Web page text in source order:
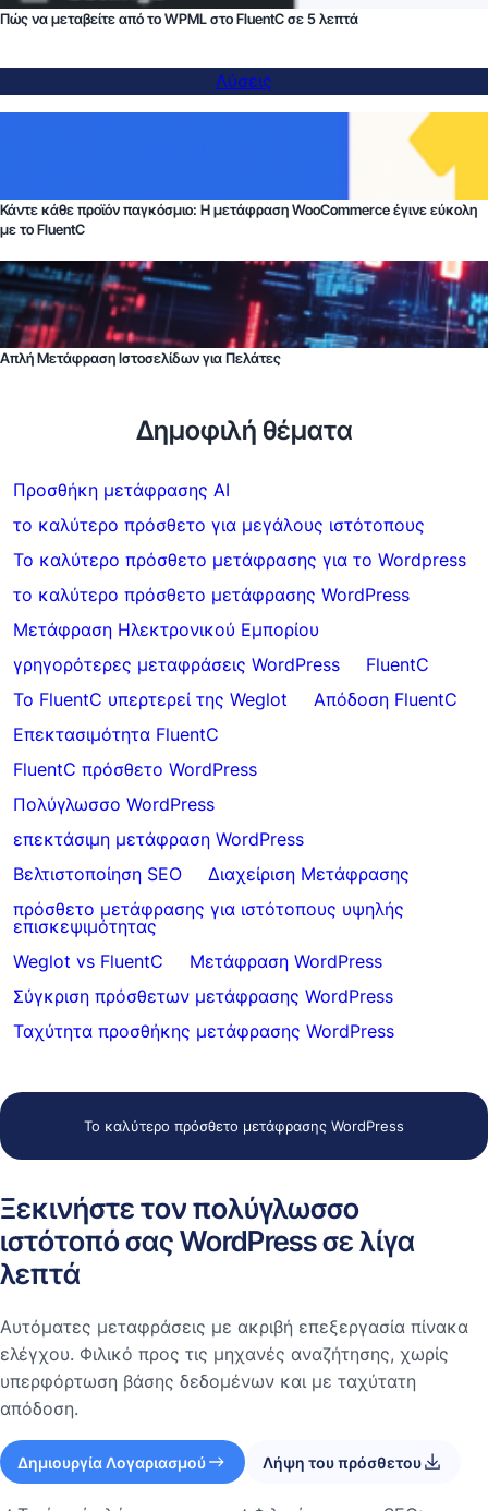
Πώς να μεταβείτε από το WPML στο FluentC σε 5 λεπτά
Λύσεις
Κάντε κάθε προϊόν παγκόσμιο: Η μετάφραση WooCommerce έγινε εύκολη
με το FluentC
Απλή Μετάφραση Ιστοσελίδων για Πελάτες
Δημοφιλή θέματα
Προσθήκη μετάφρασης AI
το καλύτερο πρόσθετο για μεγάλους ιστότοπους
Το καλύτερο πρόσθετο μετάφρασης για το Wordpress
το καλύτερο πρόσθετο μετάφρασης WordPress
Μετάφραση Ηλεκτρονικού Εμπορίου
γρηγορότερες μεταφράσεις WordPress
FluentC
Το FluentC υπερτερεί της Weglot
Απόδοση FluentC
Επεκτασιμότητα FluentC
FluentC πρόσθετο WordPress
Πολύγλωσσο WordPress
επεκτάσιμη μετάφραση WordPress
Βελτιστοποίηση SEO
Διαχείριση Μετάφρασης
πρόσθετο μετάφρασης για ιστότοπους υψηλής
επισκεψιμότητας
Weglot vs FluentC
Μετάφραση WordPress
Σύγκριση πρόσθετων μετάφρασης WordPress
Ταχύτητα προσθήκης μετάφρασης WordPress
Το καλύτερο πρόσθετο μετάφρασης WordPress
Ξεκινήστε τον πολύγλωσσο
ιστότοπό σας WordPress σε λίγα
λεπτά
Αυτόματες μεταφράσεις με ακριβή επεξεργασία πίνακα
ελέγχου. Φιλικό προς τις μηχανές αναζήτησης, χωρίς
υπερφόρτωση βάσης δεδομένων και με ταχύτατη
απόδοση.
Δημιουργία Λογαριασμού Λήψη του πρόσθετου